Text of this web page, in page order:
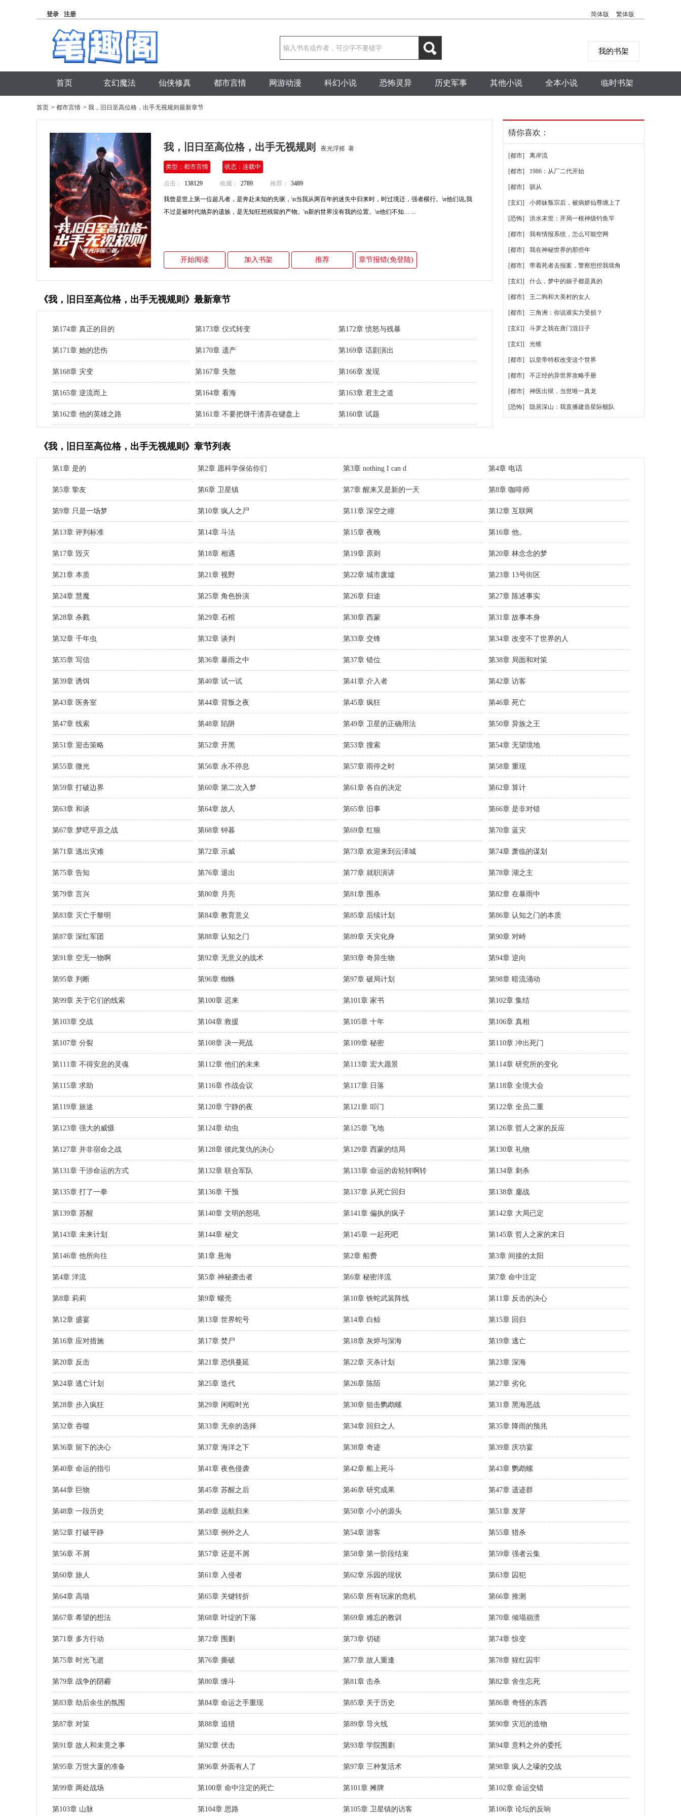
登录 注册 简体版 繁体版
我的书架
首页 玄幻魔法 仙侠修真 都市言情 网游动漫 科幻小说 恐怖灵异 历史军事 其他小说 全本小说 临时书架
首页 > 都市言情 > 我，旧日至高位格，出手无视规则最新章节
我，旧日至高位格，出手无视规则 夜光浮摇 著
类型：都市言情 状态：连载中
点击： 138129 收藏： 2789 推荐： 3489
我曾是世上第一位超凡者，是奔赴未知的先驱，\n当我从两百年的迷失中归来时，时过境迁，强者横行。\n他们说,我
不过是被时代抛弃的遗族，是无知狂想残留的产物。\n新的世界没有我的位置。\n他们不知… ...
开始阅读 加入书架 推荐 章节报错(免登陆)
猜你喜欢：
[都市] 离岸流
[都市] 1986：从厂二代开始
[都市] 驯从
[玄幻] 小师妹叛宗后，被病娇仙尊缠上了
[恐怖] 洪水末世：开局一根神级钓鱼竿
[都市] 我有情报系统，怎么可能空网
[都市] 我在神秘世界的那些年
[都市] 带着死者去报案，警察想挖我墙角
[玄幻] 什么，梦中的娘子都是真的
[都市] 王二狗和大美村的女人
[都市] 三角洲：你说谁实力受损？
[玄幻] 斗罗之我在唐门混日子
[玄幻] 光锥
[都市] 以皇帝特权改变这个世界
[都市] 不正经的异世界攻略手册
[都市] 神医出狱，当世唯一真龙
[恐怖] 隐居深山：我直播建造星际舰队
《我，旧日至高位格，出手无视规则》最新章节
第174章 真正的目的 第173章 仪式转变 第172章 愤怒与残暴
第171章 她的悲伤 第170章 遗产 第169章 话剧演出
第168章 灾变 第167章 失散 第166章 发现
第165章 逆流而上 第164章 看海 第163章 君主之道
第162章 他的英雄之路 第161章 不要把饼干渣弄在键盘上 第160章 试题
《我，旧日至高位格，出手无视规则》章节列表
第1章 是的 第2章 愿科学保佑你们 第3章 nothing I can d 第4章 电话
第5章 挚友 第6章 卫星镇 第7章 醒来又是新的一天 第8章 咖啡师
第9章 只是一场梦 第10章 疯人之尸 第11章 深空之瞳 第12章 互联网
第13章 评判标准 第14章 斗法 第15章 夜晚 第16章 他。
第17章 毁灭 第18章 相遇 第19章 原则 第20章 林念念的梦
第21章 本质 第21章 视野 第22章 城市废墟 第23章 13号街区
第24章 慧魔 第25章 角色扮演 第26章 归途 第27章 陈述事实
第28章 杀戮 第29章 石棺 第30章 西蒙 第31章 故事本身
第32章 千年虫 第32章 谈判 第33章 交锋 第34章 改变不了世界的人
第35章 写信 第36章 暴雨之中 第37章 错位 第38章 局面和对策
第39章 诱饵 第40章 试一试 第41章 介入者 第42章 访客
第43章 医务室 第44章 背叛之夜 第45章 疯狂 第46章 死亡
第47章 线索 第48章 陷阱 第49章 卫星的正确用法 第50章 异族之王
第51章 迎击策略 第52章 开黑 第53章 搜索 第54章 无望境地
第55章 微光 第56章 永不停息 第57章 雨停之时 第58章 重现
第59章 打破边界 第60章 第二次入梦 第61章 各自的决定 第62章 算计
第63章 和谈 第64章 故人 第65章 旧事 第66章 是非对错
第67章 梦呓平原之战 第68章 钟暮 第69章 红狼 第70章 蓝灾
第71章 逃出灾难 第72章 示威 第73章 欢迎来到云泽城 第74章 萧临的谋划
第75章 告知 第76章 退出 第77章 就职演讲 第78章 湖之主
第79章 言兴 第80章 月亮 第81章 围杀 第82章 在暴雨中
第83章 灭亡于黎明 第84章 教育意义 第85章 后续计划 第86章 认知之门的本质
第87章 深红军团 第88章 认知之门 第89章 天灾化身 第90章 对峙
第91章 空无一物啊 第92章 无意义的战术 第93章 奇异生物 第94章 逆向
第95章 判断 第96章 蜘蛛 第97章 破局计划 第98章 暗流涌动
第99章 关于它们的线索 第100章 迟来 第101章 家书 第102章 集结
第103章 交战 第104章 救援 第105章 十年 第106章 真相
第107章 分裂 第108章 决一死战 第109章 秘密 第110章 冲出死门
第111章 不得安息的灵魂 第112章 他们的未来 第113章 宏大愿景 第114章 研究所的变化
第115章 求助 第116章 作战会议 第117章 日落 第118章 全境大会
第119章 旅途 第120章 宁静的夜 第121章 叩门 第122章 全员二重
第123章 强大的威慑 第124章 幼虫 第125章 飞地 第126章 哲人之家的反应
第127章 并非宿命之战 第128章 彼此复仇的决心 第129章 西蒙的结局 第130章 礼物
第131章 干涉命运的方式 第132章 联合军队 第133章 命运的齿轮转啊转 第134章 刺杀
第135章 打了一拳 第136章 干预 第137章 从死亡回归 第138章 鏖战
第139章 苏醒 第140章 文明的怒吼 第141章 偏执的疯子 第142章 大局已定
第143章 未来计划 第144章 秘文 第145章 一起死吧 第145章 哲人之家的末日
第146章 他所向往 第1章 悬海 第2章 船费 第3章 间接的太阳
第4章 洋流 第5章 神秘袭击者 第6章 秘密洋流 第7章 命中注定
第8章 莉莉 第9章 螺壳 第10章 铁蛇武装阵线 第11章 反击的决心
第12章 盛宴 第13章 世界蛇号 第14章 白鲸 第15章 回归
第16章 应对措施 第17章 焚尸 第18章 灰烬与深海 第19章 逃亡
第20章 反击 第21章 恐惧蔓延 第22章 灭杀计划 第23章 深海
第24章 逃亡计划 第25章 迭代 第26章 陈陌 第27章 劣化
第28章 步入疯狂 第29章 闲暇时光 第30章 狙击鹦鹉螺 第31章 黑海恶战
第32章 吞噬 第33章 无奈的选择 第34章 回归之人 第35章 降雨的预兆
第36章 留下的决心 第37章 海洋之下 第38章 奇迹 第39章 庆功宴
第40章 命运的指引 第41章 夜色侵袭 第42章 船上死斗 第43章 鹦鹉螺
第44章 巨物 第45章 苏醒之后 第46章 研究成果 第47章 遗迹群
第48章 一段历史 第49章 远航归来 第50章 小小的源头 第51章 发芽
第52章 打破平静 第53章 例外之人 第54章 游客 第55章 猎杀
第56章 不屑 第57章 还是不屑 第58章 第一阶段结束 第59章 强者云集
第60章 旅人 第61章 入侵者 第62章 乐园的现状 第63章 囚犯
第64章 高墙 第65章 关键转折 第65章 所有玩家的危机 第66章 推测
第67章 希望的想法 第68章 叶绽的下落 第69章 难忘的教训 第70章 倾塌崩溃
第71章 多方行动 第72章 围剿 第73章 切磋 第74章 惊变
第75章 时光飞逝 第76章 撕破 第77章 故人重逢 第78章 猩红囚牢
第79章 战争的阴霾 第80章 缠斗 第81章 击杀 第82章 舍生忘死
第83章 劫后余生的氛围 第84章 命运之手重现 第85章 关于历史 第86章 奇怪的东西
第87章 对策 第88章 追猎 第89章 导火线 第90章 灾厄的造物
第91章 故人和未竟之事 第92章 伏击 第93章 学院围剿 第94章 意料之外的委托
第95章 万世大厦的准备 第96章 外面有人了 第97章 三种复活术 第98章 疯人之嚎的交战
第99章 两处战场 第100章 命中注定的死亡 第101章 摊牌 第102章 命运交错
第103章 山脉 第104章 思路 第105章 卫星镇的访客 第106章 论坛的反响